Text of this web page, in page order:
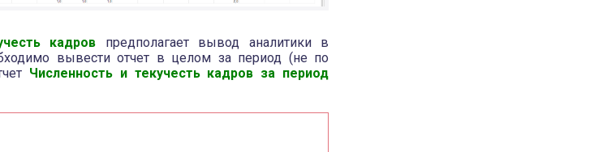
кадров предполагает вывод аналитики в
вывести отчет в целом за период (не по
Численность и текучесть кадров за период